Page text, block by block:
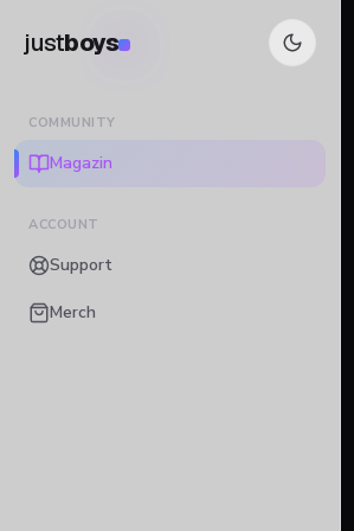
justboys
COMMUNITY
Magazin
ACCOUNT
Support
Merch